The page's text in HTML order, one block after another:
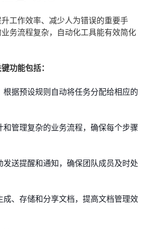
工作效率、减少人为错误的重要手
务流程复杂，自动化工具能有效简化
功能包括：
根据预设规则自动将任务分配给相应的
和管理复杂的业务流程，确保每个步骤
发送提醒和通知，确保团队成员及时处
成、存储和分享文档，提高文档管理效